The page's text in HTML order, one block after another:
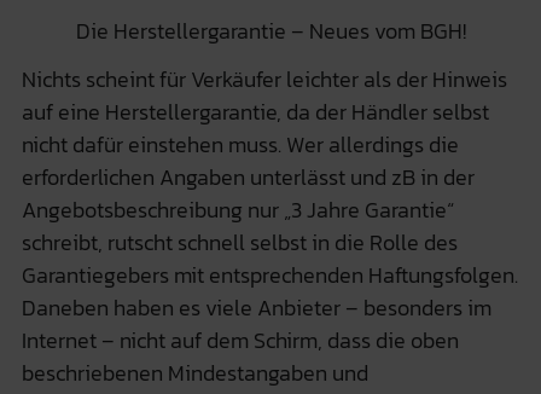
Die Herstellergarantie – Neues vom BGH!
Nichts scheint für Verkäufer leichter als der Hinweis
auf eine Herstellergarantie, da der Händler selbst
nicht dafür einstehen muss. Wer allerdings die
erforderlichen Angaben unterlässt und zB in der
Angebotsbeschreibung nur „3 Jahre Garantie“
schreibt, rutscht schnell selbst in die Rolle des
Garantiegebers mit entsprechenden Haftungsfolgen.
Daneben haben es viele Anbieter – besonders im
Internet – nicht auf dem Schirm, dass die oben
beschriebenen Mindestangaben und